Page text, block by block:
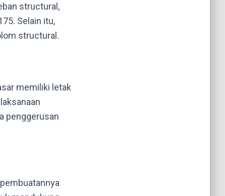
structural,
Selain itu,
structural.
memiliki letak
penggerusan